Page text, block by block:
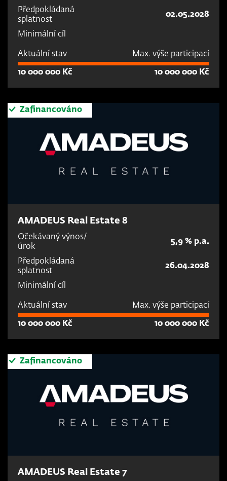
Předpokládaná
splatnost
02.05.2028
Minimální cíl
Aktuální stav Max. výše participací
10 000 000 Kč 10 000 000 Kč
Zafinancováno
AMADEUS Real Estate 8
Očekávaný výnos/
úrok
5,9 % p.a.
Předpokládaná
splatnost
26.04.2028
Minimální cíl
Aktuální stav Max. výše participací
10 000 000 Kč 10 000 000 Kč
Zafinancováno
AMADEUS Real Estate 7